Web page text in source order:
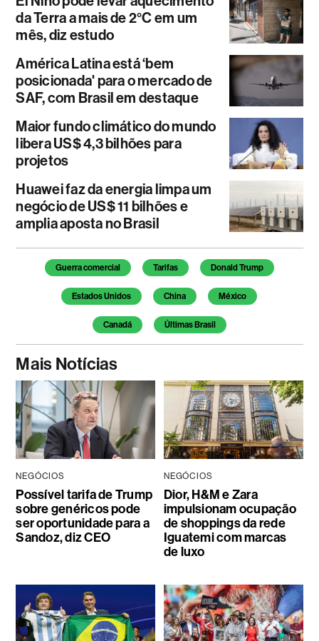
da Terra a mais de 2°C em um
mês, diz estudo
América Latina está ‘bem
posicionada' para o mercado de
SAF, com Brasil em destaque
Maior fundo climático do mundo
libera US$ 4,3 bilhões para
projetos
Huawei faz da energia limpa um
negócio de US$ 11 bilhões e
amplia aposta no Brasil
Temas deste artigo
Guerra comercial Tarifas Donald Trump
Estados Unidos China México
Canadá Últimas Brasil
Mais Notícias
NEGÓCIOS
Possível tarifa de Trump
sobre genéricos pode
ser oportunidade para a
Sandoz, diz CEO
NEGÓCIOS
Dior, H&M e Zara
impulsionam ocupação
de shoppings da rede
Iguatemi com marcas
de luxo